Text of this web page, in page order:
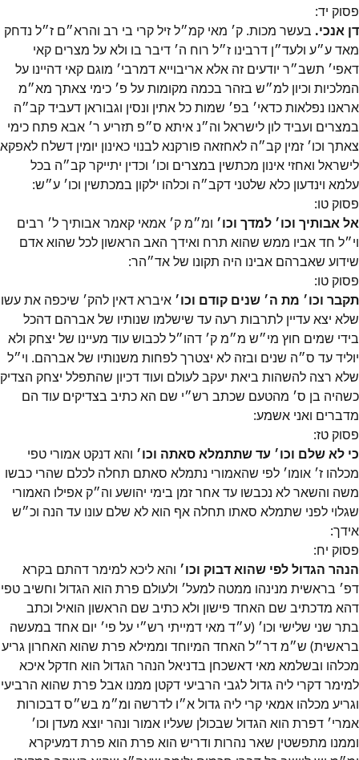
פסוק יד:
דן אנכי. בעשר מכות. ק׳ מאי קמ״ל זיל קרי בי רב והרא״ם ז״ל נדחק
מאד ע״ע ולעד״ן דרבינו ז״ל רוח ה׳ דיבר בו ולא על מצרים קאי
דאפי׳ תשב״ר יודעים זה אלא אריבוייא דמרבי׳ מוגם קאי דהיינו על
המלכיות וכיון למ״ש בזהר בכמה מקומות על פ׳ כימי צאתך מא״מ
אראנו נפלאות כדאי׳ בפ׳ שמות כל אתין ונסין וגבוראן דעביד קב״ה
במצרים ועביד לון לישראל וה״נ איתא ס״פ תזריע ר׳ אבא פתח כימי
צאתך וכו׳ זמין קב״ה לאחזאה פורקנא לבנוי כאינון יומין דשלח לאפקא
לישראל ואחזי אינון מכתשין במצרים וכו׳ וכדין יתייקר קב״ה בכל
עלמא וינדעון כלא שלטני דקב״ה וכלהו ילקון במכתשין וכו׳ ע״ש:
פסוק טו:
אל אבותיך וכו׳ למדך וכו׳ ומ״מ ק׳ אמאי קאמר אבותיך ל׳ רבים
וי״ל חד אביו ממש שהוא תרח ואידך האב הראשון לכל שהוא אדם
שידוע שאברהם אבינו היה תקונו של אד״הר:
פסוק טו:
תקבר וכו׳ מת ה׳ שנים קודם וכו׳ איברא דאין להק׳ שיכפה את עשו
שלא יצא עדיין לתרבות רעה עד שישלמו שנותיו של אברהם דהכל
בידי שמים חוץ מי״ש מ״מ ק׳ דהו״ל לכבוש עוד מעיינו של יצחק ולא
יוליד עד ס״ה שנים ובזה לא יצטרך לפחות משנותיו של אברהם. וי״ל
שלא רצה להשהות ביאת יעקב לעולם ועוד דכיון שהתפלל יצחק הצדיק
כשהיה בן ס׳ מהטעם שכתב רש״י שם הא כתיב בצדיקים עוד הם
מדברים ואני אשמע:
פסוק טז:
כי לא שלם וכו׳ עד שתתמלא סאתה וכו׳ והא דנקט אמורי טפי
מכלהו ז׳ אומו׳ לפי שהאמורי נתמלא סאתם תחלה לכלם שהרי כבשו
משה והשאר לא נכבשו עד אחר זמן בימי יהושע וה״ק אפילו האמורי
שגלוי לפני שתמלא סאתו תחלה אף הוא לא שלם עונו עד הנה וכ״ש
אידך:
פסוק יח:
הנהר הגדול לפי שהוא דבוק וכו׳ והא ליכא למימר דהתם בקרא
דפ׳ בראשית מנינהו ממטה למעל׳ ולעולם פרת הוא הגדול וחשיב טפי
דהא מדכתיב שם האחד פישון ולא כתיב שם הראשון הואיל וכתב
בתר שני שלישי וכו׳ (ע״ד מאי דמייתי רש״י על פי׳ יום אחד במעשה
בראשית) ש״מ דר״ל האחד המיוחד וממילא פרת שהוא האחרון גריע
מכלהו ובשלמא מאי דאשכחן בדניאל הנהר הגדול הוא חדקל איכא
למימר דקרי ליה גדול לגבי הרביעי דקטן ממנו אבל פרת שהוא הרביעי
וגריע מכלהו אמאי קרי ליה גדול א״ו לדרשה ומ״מ בש״ס דבכורות
אמרי׳ דפרת הוא הגדול שבכולן שעליו אמור ונהר יוצא מעדן וכו׳
וממנו מתפשטין שאר נהרות ודריש הוא פרת הוא פרת דמעיקרא